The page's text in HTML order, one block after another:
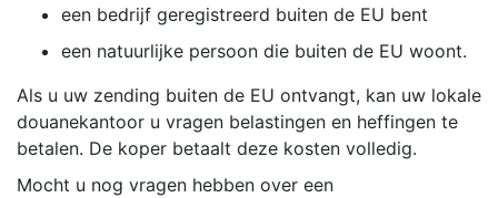
een bedrijf geregistreerd buiten de EU bent
een natuurlijke persoon die buiten de EU woont.
Als u uw zending buiten de EU ontvangt, kan uw lokale
douanekantoor u vragen belastingen en heffingen te
betalen. De koper betaalt deze kosten volledig.
Mocht u nog vragen hebben over een